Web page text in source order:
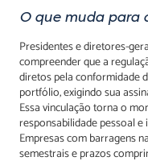
O que muda para
Presidentes e diretores-
compreender que a
diretos pela conformidade
portfólio, exigindo sua
Essa vinculação torna o
responsabilidade pessoal
Empresas com barragens
semestrais e prazos